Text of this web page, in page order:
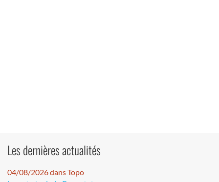
Les dernières actualités
04/08/2026 dans Topo